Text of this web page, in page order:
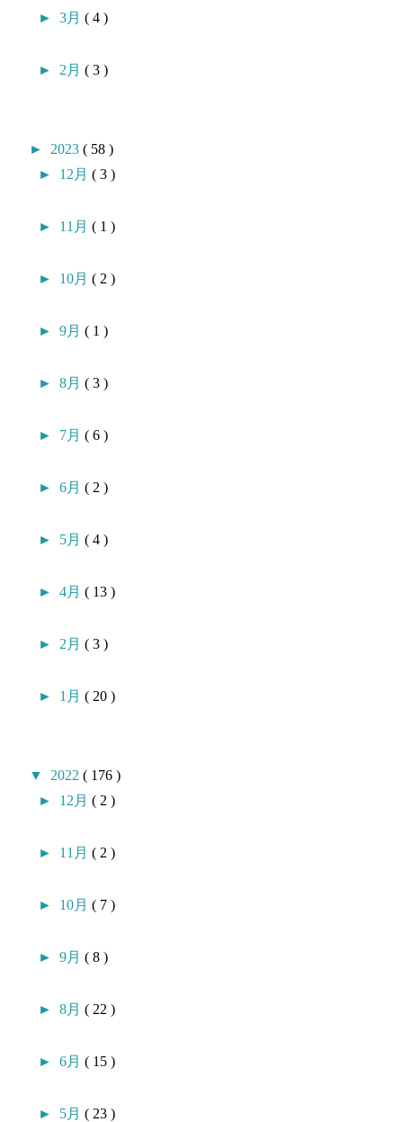
►3月( 4 )
► 2月( 3 )
► 2023( 58 )
► 12月( 3 )
► 11月( 1 )
► 10月( 2 )
►9月( 1 )
►8月( 3 )
► 7月( 6 )
►6月( 2 )
► 5月( 4 )
►4月( 13 )
► 2月( 3 )
► 1月( 20 )
▼ 2022( 176 )
► 12月( 2 )
► 11月( 2 )
► 10月( 7 )
►9月( 8 )
►8月( 22 )
►6月( 15 )
► 5月( 23 )